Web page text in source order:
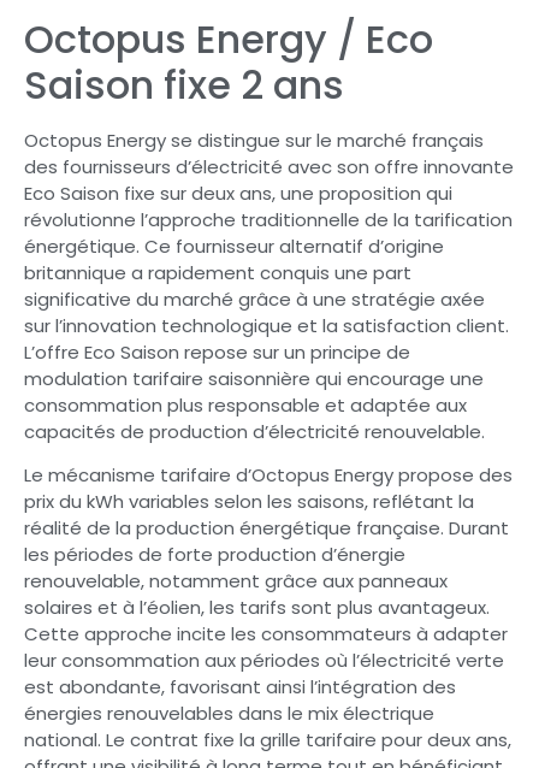
Octopus Energy / Eco
Saison fixe 2 ans
Octopus Energy se distingue sur le marché français
des fournisseurs d’électricité avec son offre innovante
Eco Saison fixe sur deux ans, une proposition qui
révolutionne l’approche traditionnelle de la tarification
énergétique. Ce fournisseur alternatif d’origine
britannique a rapidement conquis une part
significative du marché grâce à une stratégie axée
sur l’innovation technologique et la satisfaction client.
L’offre Eco Saison repose sur un principe de
modulation tarifaire saisonnière qui encourage une
consommation plus responsable et adaptée aux
capacités de production d’électricité renouvelable.
Le mécanisme tarifaire d’Octopus Energy propose des
prix du kWh variables selon les saisons, reflétant la
réalité de la production énergétique française. Durant
les périodes de forte production d’énergie
renouvelable, notamment grâce aux panneaux
solaires et à l’éolien, les tarifs sont plus avantageux.
Cette approche incite les consommateurs à adapter
leur consommation aux périodes où l’électricité verte
est abondante, favorisant ainsi l’intégration des
énergies renouvelables dans le mix électrique
national. Le contrat fixe la grille tarifaire pour deux ans,